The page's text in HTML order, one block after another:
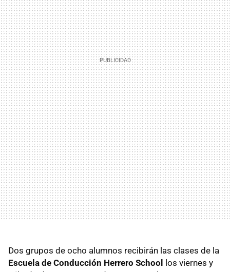
Dos grupos de ocho alumnos recibirán las clases de la
Escuela de Conducción Herrero School
los viernes y